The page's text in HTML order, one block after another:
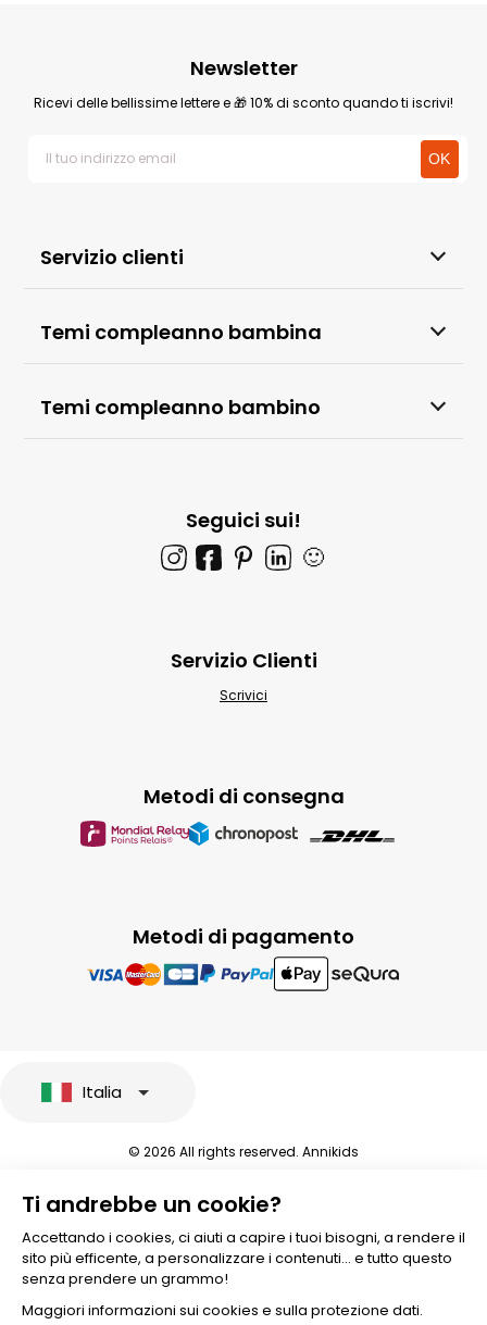
Servizio clienti
Temi compleanno bambina
Temi compleanno bambino
Newsletter
Ricevi delle bellissime lettere e 🎁 10% di sconto quando ti iscrivi!
Seguici sui!
🙂
Metodi di pagamento
Metodi di consegna
Servizio Clienti
Scrivici
Ti andrebbe un cookie?
Accettando i cookies, ci aiuti a capire i tuoi bisogni, a rendere il
sito più efficente, a personalizzare i contenuti... e tutto questo
senza prendere un grammo!
Maggiori informazioni sui cookies e sulla protezione dati.
Italia
© 2026 All rights reserved. Annikids